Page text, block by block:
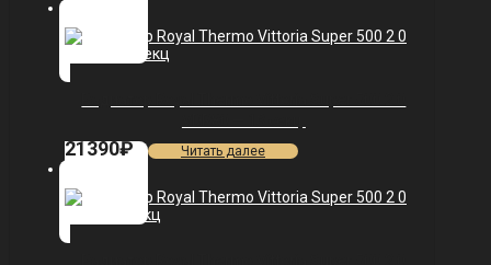
21390₽ Читать далее